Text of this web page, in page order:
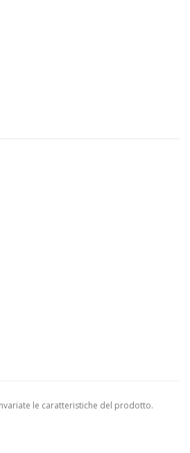
le caratteristiche del prodotto.